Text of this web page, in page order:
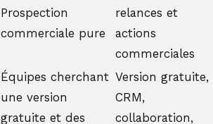
Prospection
commerciale pure
relances et
actions
commerciales
Équipes cherchant
une version
gratuite et des
Version gratuite,
CRM,
collaboration,